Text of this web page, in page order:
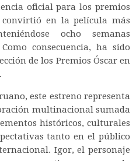
oficial para los premios
convirtió en la película más
ocho semanas
consecuencia, ha sido
de los Premios Óscar en
este estreno representa
multinacional sumada
históricos, culturales
tanto en el público
Igor, el personaje